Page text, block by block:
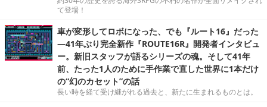
て登場！
車が変形してロボになった、でも『ルート16』だった
―41年ぶり完全新作『ROUTE16R』開発者インタビュ
ー。新旧スタッフが語るシリーズの魂。そして41年
前、たった1人のために手作業で直した世界に1本だけ
の“幻のカセット”の話
長い時を経て受け継がれる過去と、新たに生まれるものとは。